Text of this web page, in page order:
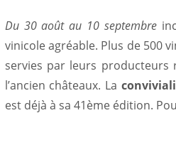
Du 30 août au 10 septembre
vinicole agréable. Plus de 500
servies par leurs producteurs
l’ancien châteaux. La
est déjà à sa 41ème édition.